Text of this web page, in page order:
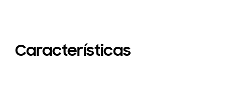
Características